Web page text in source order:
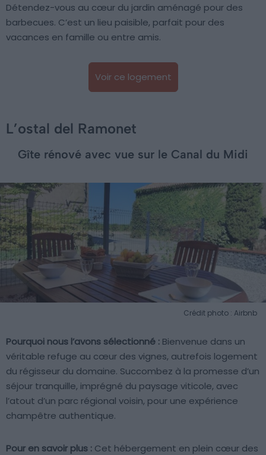
Détendez-vous au cœur du jardin aménagé pour des
barbecues. C’est un lieu paisible, parfait pour des
vacances en famille ou entre amis.
Voir ce logement
L’ostal del Ramonet
Gîte rénové avec vue sur le Canal du Midi
Crédit photo : Airbnb
Pourquoi nous l’avons sélectionné : Bienvenue dans un
véritable refuge au cœur des vignes, autrefois logement
du régisseur du domaine. Succombez à la promesse d’un
séjour tranquille, imprégné du paysage viticole, avec
l’atout d’un parc régional voisin, pour une expérience
champêtre authentique.
Pour en savoir plus : Cet hébergement en plein cœur des